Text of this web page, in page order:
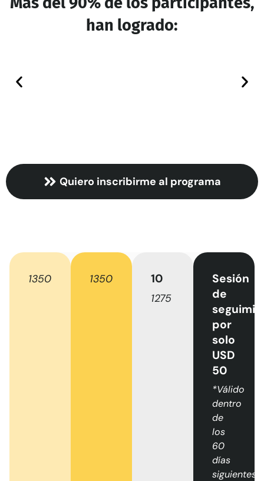
han logrado:
Quiero inscribirme al programa
1350 1350 10
1275
Sesión
de
por
solo
USD
50
*Válido
dentro
de
los
60
días
siguientes